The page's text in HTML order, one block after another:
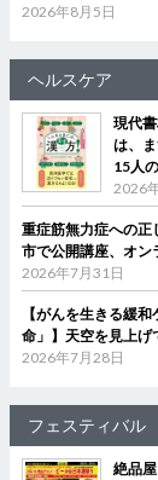
2026年8月5日
ヘルスケア
現代
は、
15人
2026
重症筋無力症への
市で公開講座、オン
2026年7月31日
【がんを生きる緩
命」】天空を見上げ
2026年7月28日
フェスティバル
絶品